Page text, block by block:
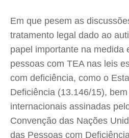
Em que pesem as
tratamento legal dado ao
papel importante na medida
pessoas com TEA nas leis
com deficiência, como o
Deficiência (13.146/15),
internacionais assinadas
Convenção das Nações
das Pessoas com